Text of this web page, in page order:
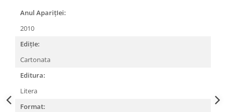
Anul AparițIei:
2010
EdițIe:
Cartonata
Editura:
Litera
Format: